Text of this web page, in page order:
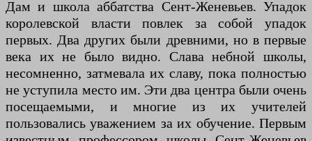
Дам и школа аббатства Сент-Женевьев. Упадок
королевской власти повлек за собой упадок
первых. Два других были древними, но в первые
века их не было видно. Слава небной школы,
несомненно, затмевала их славу, пока полностью
не уступила место им. Эти два центра были очень
посещаемыми, и многие из их учителей
пользовались уважением за их обучение. Первым